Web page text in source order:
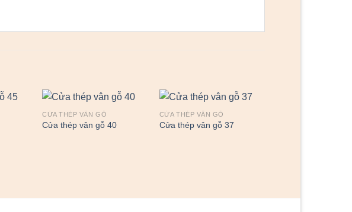
CỬA THÉP VÂN GỖ
Cửa thép vân gỗ 40
CỬA THÉP VÂN GỖ
Cửa thép vân gỗ 37